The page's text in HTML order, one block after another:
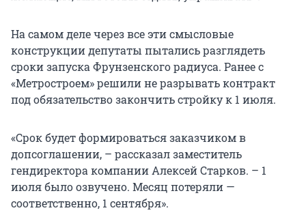
На самом деле через все эти смысловые
конструкции депутаты пытались разглядеть
сроки запуска Фрунзенского радиуса. Ранее с
«Метростроем» решили не разрывать контракт
под обязательство закончить стройку к 1 июля.
«Срок будет формироваться заказчиком в
допсоглашении, – рассказал заместитель
гендиректора компании Алексей Старков. – 1
июля было озвучено. Месяц потеряли —
соответственно, 1 сентября».